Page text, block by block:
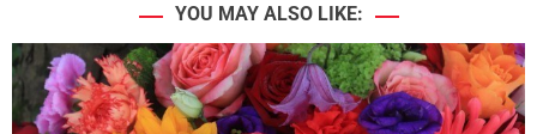
YOU MAY ALSO LIKE: